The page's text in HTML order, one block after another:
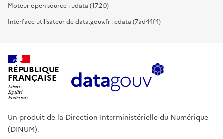
Moteur open source : udata (17.2.0)
Interface utilisateur de data.gouv.fr : cdata (7ad44f4)
RÉPUBLIQUE
FRANÇAISE
Un produit de la Direction Interministérielle du Numérique
(DINUM).